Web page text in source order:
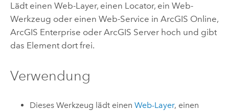
Lädt einen Web-Layer, einen Locator, ein Web-
Werkzeug oder einen Web-Service in ArcGIS Online,
ArcGIS Enterprise oder ArcGIS Serverhoch und gibt
das Element dort frei.
Verwendung
Dieses Werkzeug lädt einenWeb-Layer, einen